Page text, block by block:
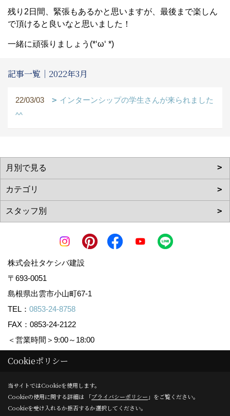
残り2日間、緊張もあるかと思いますが、最後まで楽しん
で頂けると良いなと思いました！
一緒に頑張りましょう(*‘ω‘ *)
記事一覧｜2022年3月
22/03/03
インターンシップの学生さんが来られました
^^
株式会社タケシバ建設
〒693-0051
島根県出雲市小山町67-1
TEL： 0853-24-8758
FAX：0853-24-2122
＜営業時間＞9:00～18:00
＜定休日＞水曜日(祝日の場合は営業しております)
Copyright (c) Takeshiba.co,.Ltd. All Rights Reserved.
Produced byゴデスクリエイト
Cookieポリシー
当サイトではCookieを使用します。
Cookieの使用に関する詳細は 「プライバシーポリシー 」をご覧ください。
Cookieを受け入れるか拒否するか選択してください。